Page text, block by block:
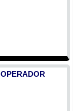
Huaura, Leoncio
Puno, San Román,